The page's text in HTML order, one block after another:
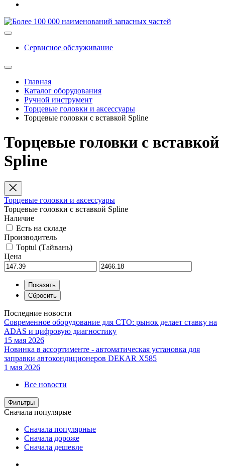
Сервисное обслуживание
Главная
Каталог оборудования
Ручной инструмент
Торцевые головки и аксессуары
Торцевые головки с вставкой Spline
Торцевые головки с вставкой
Spline
Торцевые головки и аксессуары
Торцевые головки с вставкой Spline
Наличие
Есть на складе
Производитель
Toptul (Тайвань)
Цена
Последние новости
Современное оборудование для СТО: рынок делает ставку на
ADAS и цифровую диагностику
15 мая 2026
Новинка в ассортименте - автоматическая установка для
заправки автокондиционеров DEKAR X585
1 мая 2026
Все новости
Фильтры
Сначала популярые
Сначала популярные
Сначала дороже
Сначала дешевле